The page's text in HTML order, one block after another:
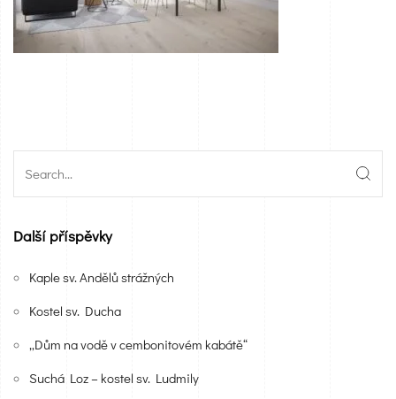
Další příspěvky
Kaple sv. Andělů strážných
Kostel sv. Ducha
„Dům na vodě v cembonitovém kabátě“
Suchá Loz – kostel sv. Ludmily